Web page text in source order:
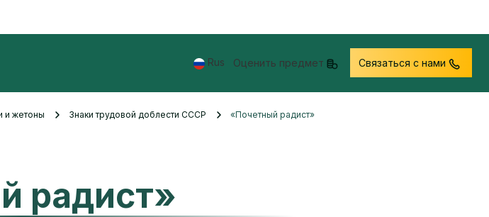
Rus Оценить предмет Связаться с нами
и жетоны Знаки трудовой доблести СССР «Почетный радист»
радист»